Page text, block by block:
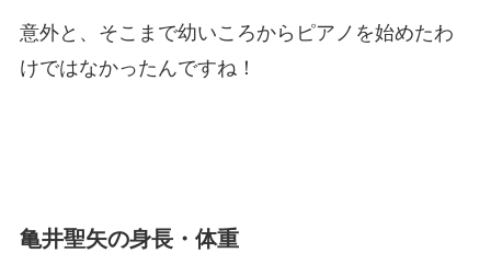
意外と、そこまで幼いころからピアノを始めたわ
けではなかったんですね！
亀井聖矢の身長・体重